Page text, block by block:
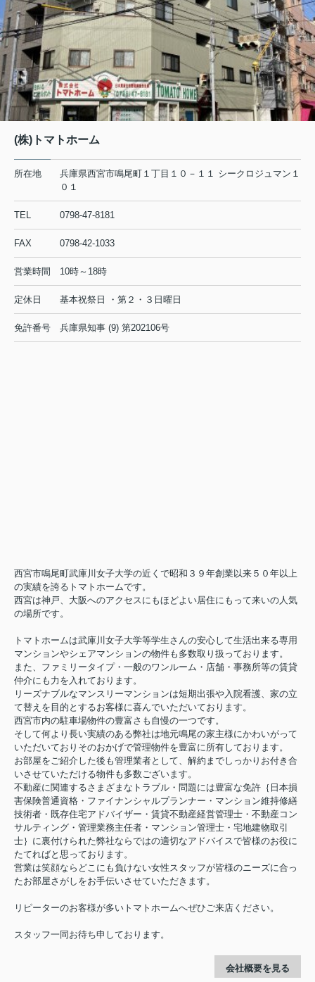
(株)トマトホーム
所在地
兵庫県西宮市鳴尾町１丁目１０－１１ シークロジュマン１
０１
TEL 0798-47-8181
FAX 0798-42-1033
営業時間 10時～18時
定休日 基本祝祭日 ・第２・３日曜日
免許番号 兵庫県知事 (9) 第202106号
西宮市鳴尾町武庫川女子大学の近くで昭和３９年創業以来５０年以上
の実績を誇るトマトホームです。
西宮は神戸、大阪へのアクセスにもほどよい居住にもって来いの人気
の場所です。
トマトホームは武庫川女子大学等学生さんの安心して生活出来る専用
マンションやシェアマンションの物件も多数取り扱っております。
また、ファミリータイプ・一般のワンルーム・店舗・事務所等の賃貸
仲介にも力を入れております。
リーズナブルなマンスリーマンションは短期出張や入院看護、家の立
て替えを目的とするお客様に喜んでいただいております。
西宮市内の駐車場物件の豊富さも自慢の一つです。
そして何より長い実績のある弊社は地元鳴尾の家主様にかわいがって
いただいておりそのおかげで管理物件を豊富に所有しております。
お部屋をご紹介した後も管理業者として、解約までしっかりお付き合
いさせていただける物件も多数ございます。
不動産に関連するさまざまなトラブル・問題には豊富な免許｛日本損
害保険普通資格・ファイナンシャルプランナー・マンション維持修繕
技術者・既存住宅アドバイザー・賃貸不動産経営管理士・不動産コン
サルティング・管理業務主任者・マンション管理士・宅地建物取引
士｝に裏付けられた弊社ならではの適切なアドバイスで皆様のお役に
たてればと思っております。
営業は笑顔ならどこにも負けない女性スタッフが皆様のニーズに合っ
たお部屋さがしをお手伝いさせていただきます。
リピーターのお客様が多いトマトホームへぜひご来店ください。
スタッフ一同お待ち申しております。
会社概要を見る